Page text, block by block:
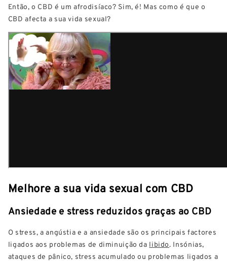
Então, o CBD é um afrodisíaco? Sim, é! Mas como é que o
CBD afecta a sua vida sexual?
Melhore a sua vida sexual com CBD
Ansiedade e stress reduzidos graças ao CBD
O stress, a angústia e a ansiedade são os principais factores
ligados aos problemas de diminuição da libido. Insónias,
ataques de pânico, stress acumulado ou problemas ligados a